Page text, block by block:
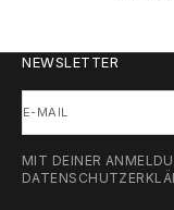
NEWSLETTER
E-MAIL
MIT DEINER